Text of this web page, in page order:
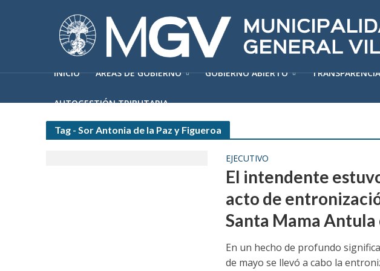
INICIO ÁREAS DE GOBIERNO GOBIERNO ABIERTO
AUTOGESTIÓN TRIBUTARIA
Tag - Sor Antonia de la Paz y Figueroa
EJECUTIVO
El intendente
acto de
Santa Mama
En un hecho de profundo
de mayo se llevó a cabo la